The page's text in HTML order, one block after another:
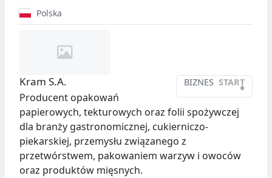
Polska
BIZNES START
•
Kram S.A.
Producent opakowań
papierowych, tekturowych oraz folii spożywczej
dla branży gastronomicznej, cukierniczo-
piekarskiej, przemysłu związanego z
przetwórstwem, pakowaniem warzyw i owoców
oraz produktów mięsnych.